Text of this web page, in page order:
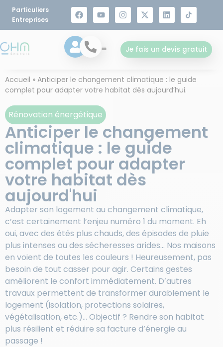
principal
Particuliers
Entreprises
Je fais un devis gratuit
Accueil » Anticiper le changement climatique : le guide
complet pour adapter votre habitat dès aujourd’hui.
Rénovation énergétique
Anticiper le changement
climatique : le guide
complet pour adapter
votre habitat dès
aujourd'hui
Adapter son logement au changement climatique,
c’est certainement l’enjeu numéro 1 du moment. Eh
oui, avec des étés plus chauds, des épisodes de pluie
plus intenses ou des sécheresses arides… Nos maisons
en voient de toutes les couleurs ! Heureusement, pas
besoin de tout casser pour agir. Certains gestes
améliorent le confort immédiatement. D’autres
travaux permettent de transformer durablement le
logement (isolation, protections solaires,
végétalisation, etc.)… Objectif ? Rendre son habitat
plus résilient et réduire sa facture d’énergie au
passage !